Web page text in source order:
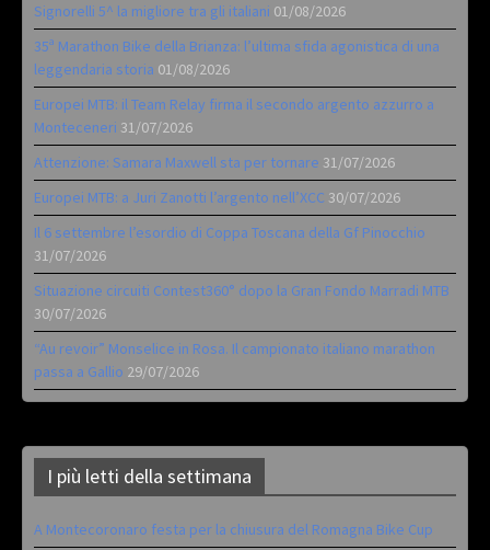
Signorelli 5^ la migliore tra gli italiani 01/08/2026
35ª Marathon Bike della Brianza: l’ultima sfida agonistica di una
leggendaria storia 01/08/2026
Europei MTB: il Team Relay firma il secondo argento azzurro a
Monteceneri 31/07/2026
Attenzione: Samara Maxwell sta per tornare 31/07/2026
Europei MTB: a Juri Zanotti l’argento nell’XCC 30/07/2026
Il 6 settembre l’esordio di Coppa Toscana della Gf Pinocchio
31/07/2026
Situazione circuiti Contest360° dopo la Gran Fondo Marradi MTB
30/07/2026
“Au revoir” Monselice in Rosa. Il campionato italiano marathon
passa a Gallio 29/07/2026
I più letti della settimana
A Montecoronaro festa per la chiusura del Romagna Bike Cup